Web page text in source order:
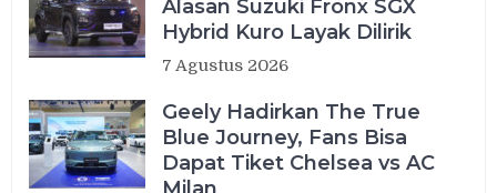
Alasan Suzuki Fronx SGX
Hybrid Kuro Layak Dilirik
7 Agustus 2026
Geely Hadirkan The True
Blue Journey, Fans Bisa
Dapat Tiket Chelsea vs AC